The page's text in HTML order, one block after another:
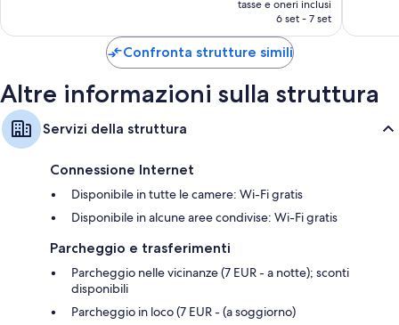
attuale
tasse e oneri inclusi
6 set - 7 set
Confronta strutture simili
Altre informazioni sulla struttura
Servizi della struttura
Connessione Internet
Disponibile in tutte le camere: Wi-Fi gratis
Disponibile in alcune aree condivise: Wi-Fi gratis
Parcheggio e trasferimenti
Parcheggio nelle vicinanze (7 EUR - a notte); sconti
disponibili
Parcheggio in loco (7 EUR - (a soggiorno)